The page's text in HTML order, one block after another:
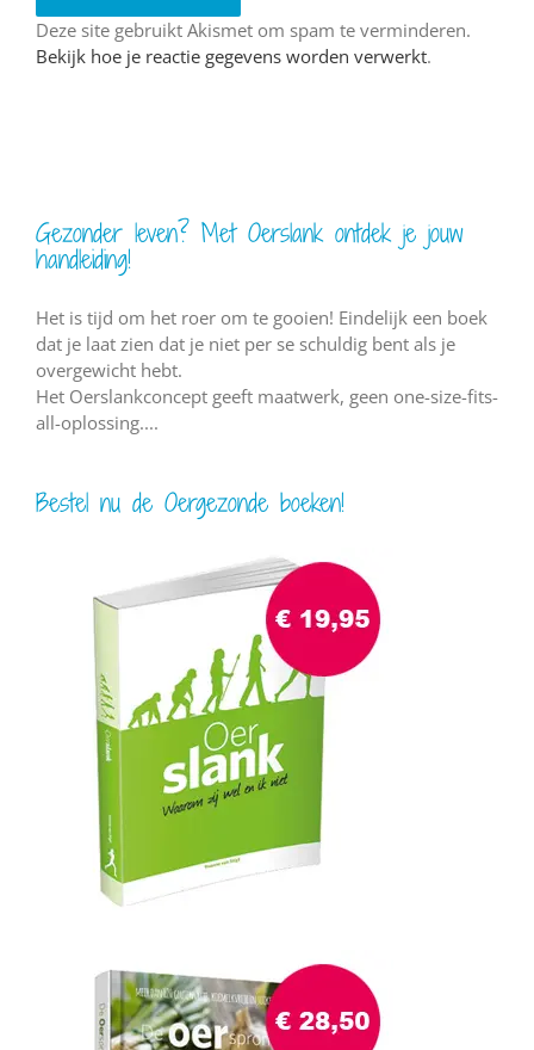
Deze site gebruikt Akismet om spam te verminderen.
Bekijk hoe je reactie gegevens worden verwerkt.
Gezonder leven? Met Oerslank ontdek je jouw
handleiding!
Het is tijd om het roer om te gooien! Eindelijk een boek
dat je laat zien dat je niet per se schuldig bent als je
overgewicht hebt.
Het Oerslankconcept geeft maatwerk, geen one-size-fits-
all-oplossing....
Bestel nu de Oergezonde boeken!